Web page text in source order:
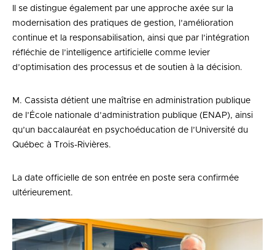
Il se distingue également par une approche axée sur la
modernisation des pratiques de gestion, l’amélioration
continue et la responsabilisation, ainsi que par l’intégration
réfléchie de l’intelligence artificielle comme levier
d’optimisation des processus et de soutien à la décision.
M. Cassista détient une maîtrise en administration publique
de l’École nationale d’administration publique (ENAP), ainsi
qu’un baccalauréat en psychoéducation de l’Université du
Québec à Trois-Rivières.
La date officielle de son entrée en poste sera confirmée
ultérieurement.